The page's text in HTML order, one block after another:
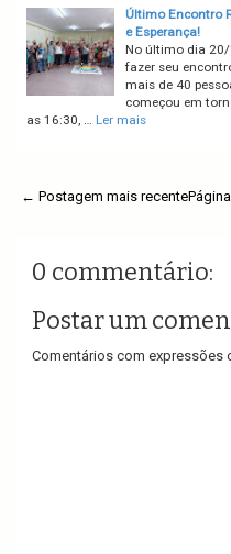
Último Encontro
e Esperança!
No último dia 20/
fazer seu
mais de 40
começou em
as 16:30, … Ler mais
← Postagem mais recente
0 commentário:
Postar um
Comentários com expressões